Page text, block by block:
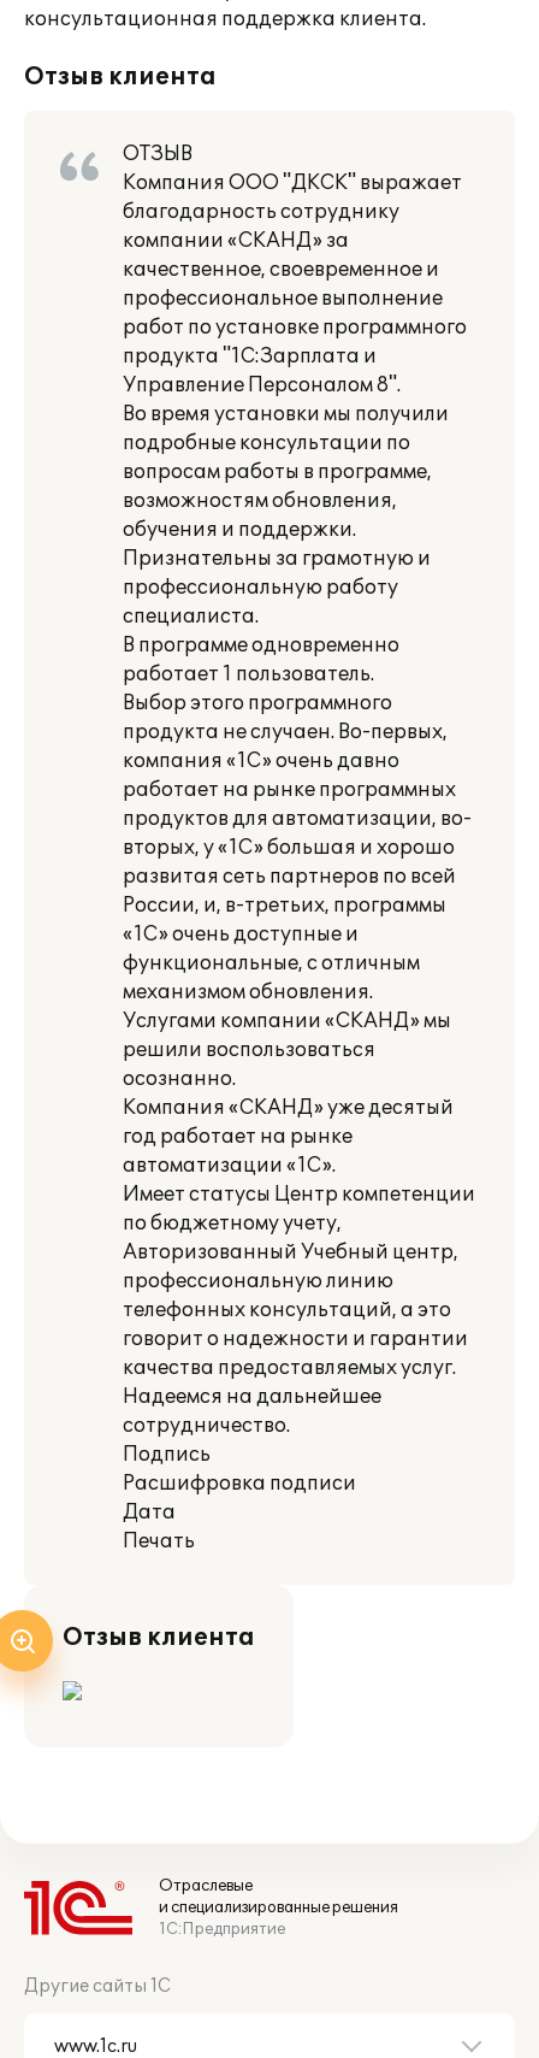
консультационная поддержка клиента.
Отзыв клиента
ОТЗЫВ
Компания ООО "ДКСК" выражает
благодарность сотруднику
компании «СКАНД» за
качественное, своевременное и
профессиональное выполнение
работ по установке программного
продукта "1С:Зарплата и
Управление Персоналом 8".
Во время установки мы получили
подробные консультации по
вопросам работы в программе,
возможностям обновления,
обучения и поддержки.
Признательны за грамотную и
профессиональную работу
специалиста.
В программе одновременно
работает 1 пользователь.
Выбор этого программного
продукта не случаен. Во-первых,
компания «1С» очень давно
работает на рынке программных
продуктов для автоматизации, во-
вторых, у «1С» большая и хорошо
развитая сеть партнеров по всей
России, и, в-третьих, программы
«1С» очень доступные и
функциональные, с отличным
механизмом обновления.
Услугами компании «СКАНД» мы
решили воспользоваться
осознанно.
Компания «СКАНД» уже десятый
год работает на рынке
автоматизации «1С».
Имеет статусы Центр компетенции
по бюджетному учету,
Авторизованный Учебный центр,
профессиональную линию
телефонных консультаций, а это
говорит о надежности и гарантии
качества предоставляемых услуг.
Надеемся на дальнейшее
сотрудничество.
Подпись
Расшифровка подписи
Дата
Печать
Отзыв клиента
Отраслевые
и специализированные решения
1С:Предприятие
Другие сайты 1С